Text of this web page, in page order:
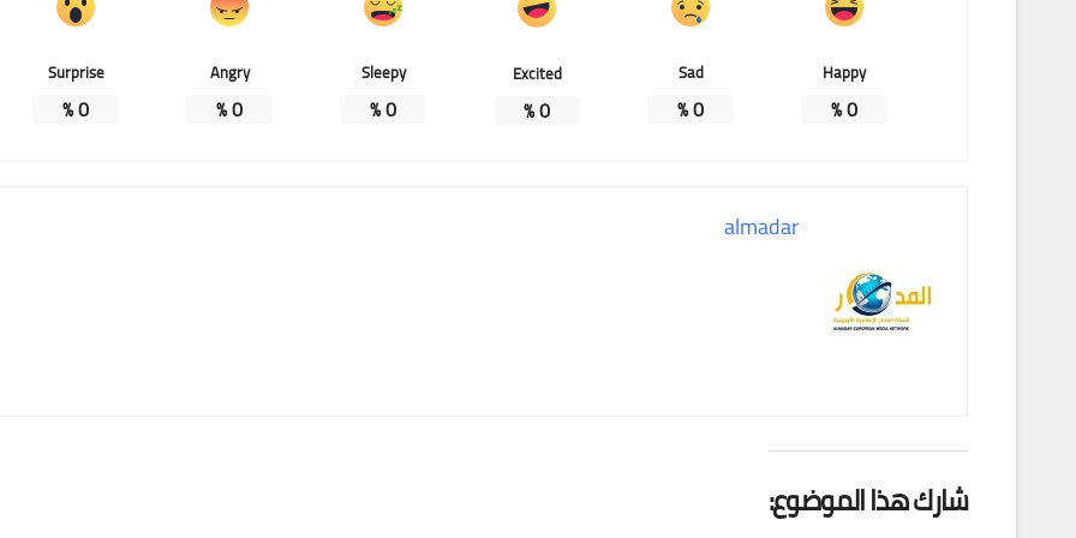
Happy
0
%
Sad
0
%
Excited
0
%
Sleepy
0
%
Angry
0
%
Surprise
0
%
almadar
شارك هذا الموضوع: